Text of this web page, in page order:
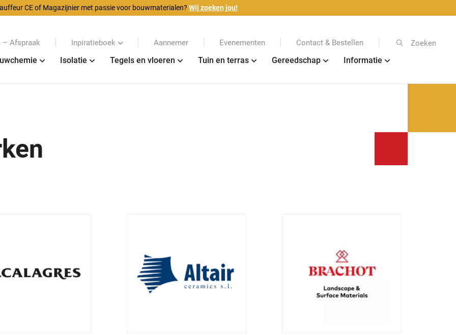
CE of Magazijnier met passie voor bouwmaterialen? Wij zoeken jou!
– Afspraak Inpiratieboek Aannemer Evenementen Contact & Bestellen Zoeken
Isolatie Tegels en vloeren Tuin en terras Gereedschap Informatie